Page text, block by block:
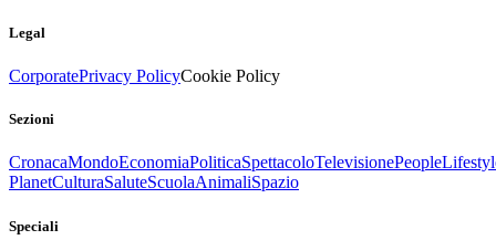
Legal
CorporatePrivacy PolicyCookie Policy
Sezioni
CronacaMondoEconomiaPoliticaSpettacoloTelevisionePeople
PlanetCulturaSaluteScuolaAnimaliSpazio
Speciali